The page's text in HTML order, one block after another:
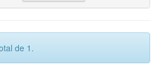
de 1.